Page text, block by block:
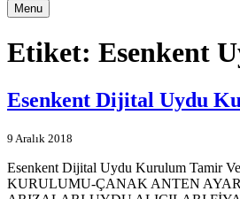
Menu
Etiket: Esenkent
Esenkent Dijital Uydu
9 Aralık 2018
Esenkent Dijital Uydu Kurulum
KURULUMU-ÇANAK ANTEN